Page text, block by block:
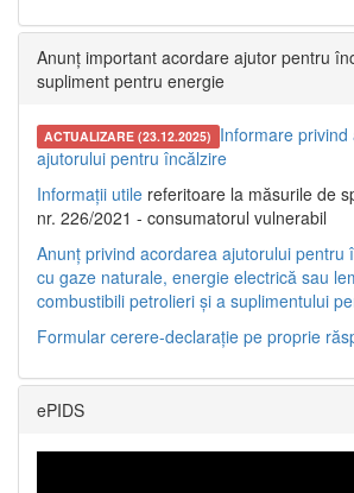
Anunț important acordare ajutor pentru
supliment pentru energie
ACTUALIZARE (23.12.2025) Informare privind
ajutorului pentru încălzire
Informații utile referitoare la măsurile de
nr. 226/2021 - consumatorul vulnerabil
Anunț privind acordarea ajutorului pentru
cu gaze naturale, energie electrică sau
combustibili petrolieri și a suplimentului
Formular cerere-declarație pe proprie
ePIDS